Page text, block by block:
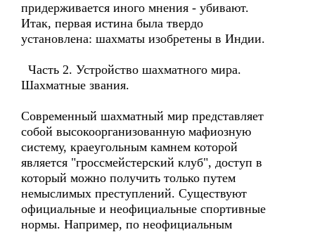
придерживается иного мнения - убивают.
Итак, первая истина была твердо
установлена: шахматы изобретены в Индии.
Часть 2. Устройство шахматного мира.
Шахматные звания.
Современный шахматный мир представляет
собой высокоорганизованную мафиозную
систему, краеугольным камнем которой
является "гроссмейстерский клуб", доступ в
который можно получить только путем
немыслимых преступлений. Существуют
официальные и неофициальные спортивные
нормы. Например, по неофициальным